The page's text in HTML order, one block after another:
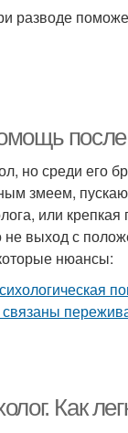
разводе
но среди его
змеем,
или крепкая
не выход с
нюансы:
Как